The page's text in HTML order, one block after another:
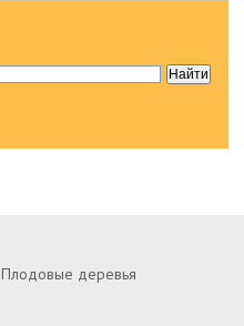
Плодовые деревья